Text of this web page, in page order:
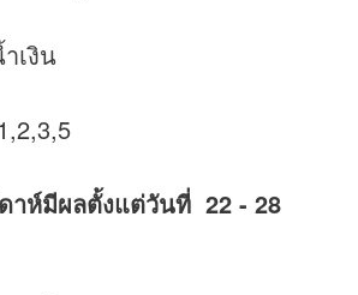
งิน
าห์มีผลตั้งแต่วันที่ 22 - 28